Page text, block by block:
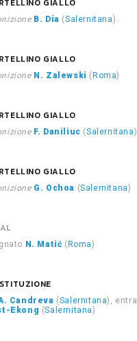
GIALLO
B. Dia (Salernitana)
GIALLO
N. Zalewski ( Roma)
GIALLO
F. Daniliuc (Salernitana)
GIALLO
G. Ochoa (Salernitana)
N. Matić ( Roma)
Candreva (Salernitana), entra
Ekong (Salernitana)